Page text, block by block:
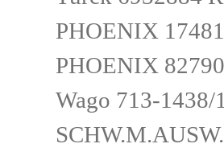
PHOENIX
PHOENIX
Wago 713-
SCHW.M.AUSW.